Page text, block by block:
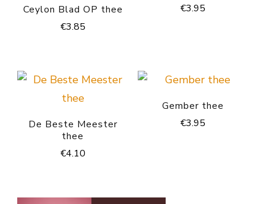
Ceylon Blad OP thee
€3.85
€3.95
De Beste Meester
thee
€4.10
Gember thee
€3.95